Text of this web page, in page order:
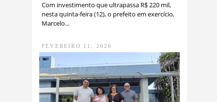
Com investimento que ultrapassa R$ 220 mil,
nesta quinta-feira (12), o prefeito em exercício,
Marcelo...
FEVEREIRO 11, 2026